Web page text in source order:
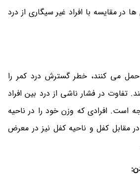
در مقایسه با افراد غیر سیگاری از درد
می کنند، خطر گسترش درد کمر را
تفاوت در فشار ناشی از درد بین افراد
است. افرادی که وزن خود را در ناحیه
مقابل کفل و ناحیه کفل نیز در معرض